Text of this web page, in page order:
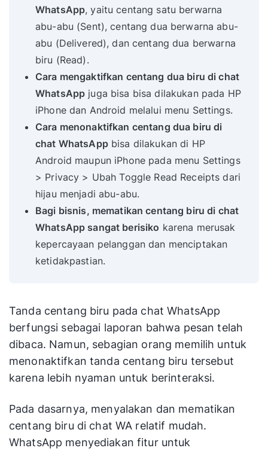
WhatsApp, yaitu centang satu berwarna
abu-abu (Sent), centang dua berwarna abu-
abu (Delivered), dan centang dua berwarna
biru (Read).
Cara mengaktifkan centang dua biru di chat
WhatsApp juga bisa bisa dilakukan pada HP
iPhone dan Android melalui menu Settings.
Cara menonaktifkan centang dua biru di
chat WhatsAppbisa dilakukan di HP
Android maupun iPhone pada menu Settings
> Privacy > Ubah Toggle Read Receipts dari
hijau menjadi abu-abu.
Bagi bisnis, mematikan centang biru di chat
WhatsApp sangat berisiko karena merusak
kepercayaan pelanggan dan menciptakan
ketidakpastian.
Tanda centang biru pada chat WhatsApp
berfungsi sebagai laporan bahwa pesan telah
dibaca. Namun, sebagian orang memilih untuk
menonaktifkan tanda centang biru tersebut
karena lebih nyaman untuk berinteraksi.
Pada dasarnya, menyalakan dan mematikan
centang biru di chat WA relatif mudah.
WhatsApp menyediakan fitur untuk